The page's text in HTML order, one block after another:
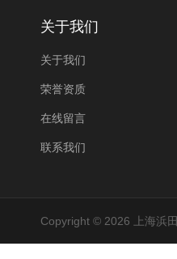
关于我们
关于我们
荣誉资质
在线留言
联系我们
Copyright © 2026 上海浜